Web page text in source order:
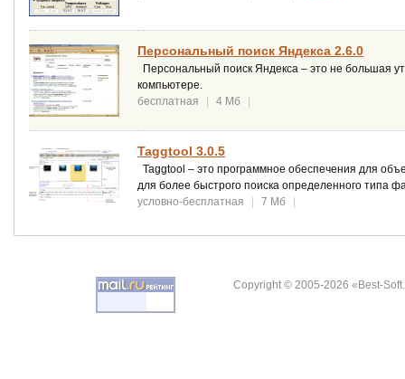
Персональный поиск Яндекса 2.6.0
Персональный поиск Яндекса – это не большая
компьютере.
бесплатная
| 4 Мб |
Taggtool 3.0.5
Taggtool – это программное обеспечения для
для более быстрого поиска определенного типа
условно-бесплатная
| 7 Мб |
Copyright © 2005-2026 «Best-